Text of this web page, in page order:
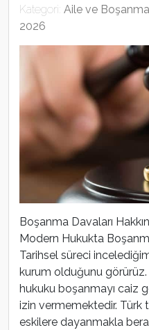
Kategori: Aile ve
2026
Boşanma Davaları
Modern Hukukta
Tarihsel süreci
kurum olduğunu
hukuku boşanmayı caiz
izin vermemektedir. Türk
eskilere dayanmakla